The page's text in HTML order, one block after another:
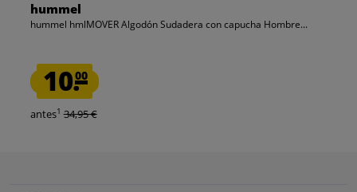
hummel
hummel hmlMOVER Algodón Sudadera con capucha Hombre...
10.00
antes1 34,95 €